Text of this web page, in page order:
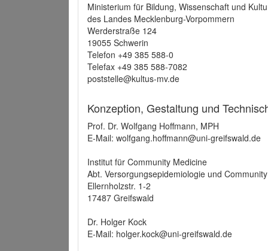
Ministerium für Bildung, Wissenschaft und
des Landes Mecklenburg-Vorpommern
Werderstraße 124
19055 Schwerin
Telefon +49 385 588-0
Telefax +49 385 588-7082
poststelle@kultus-mv.de
Konzeption, Gestaltung und
Prof. Dr. Wolfgang Hoffmann, MPH
E-Mail: wolfgang.hoffmann@uni-greifswald.de
Institut für Community Medicine
Abt. Versorgungsepidemiologie und
Ellernholzstr. 1-2
17487 Greifswald
Dr. Holger Kock
E-Mail: holger.kock@uni-greifswald.de